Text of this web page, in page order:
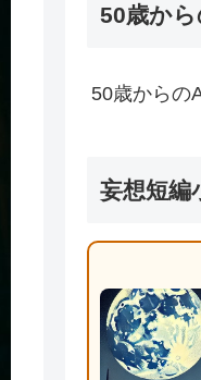
50歳か
50歳からの
妄想短編